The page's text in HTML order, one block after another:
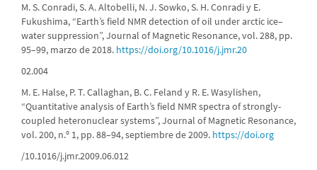
M. S. Conradi, S. A. Altobelli, N. J. Sowko, S. H. Conradi y E.
Fukushima, “Earth’s field NMR detection of oil under arctic ice–
water suppression”, Journal of Magnetic Resonance, vol. 288, pp.
95–99, marzo de 2018. https://doi.org/10.1016/j.jmr.20
02.004
M. E. Halse, P. T. Callaghan, B. C. Feland y R. E. Wasylishen,
“Quantitative analysis of Earth’s field NMR spectra of strongly-
coupled heteronuclear systems”, Journal of Magnetic Resonance,
vol. 200, n.º 1, pp. 88–94, septiembre de 2009. https://doi.org
/10.1016/j.jmr.2009.06.012